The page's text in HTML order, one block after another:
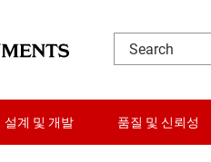
설계 및 개발 품질 및 신뢰성